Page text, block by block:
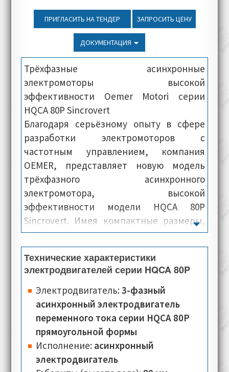
ПРИГЛАСИТЬ НА ТЕНДЕР ЗАПРОСИТЬ ЦЕНУ
ДОКУМЕНТАЦИЯ
Трёхфазные асинхронные
электромоторы высокой
эффективности Oemer Motori серии
HQCA 80P Sincrovert
Благодаря серьёзному опыту в сфере
разработки электромоторов с
частотным управлением, компания
OEMER, представляет новую модель
трёхфазного асинхронного
электромотора, высокой
эффективности модели HQCA 80P
Sincrovert. Имея компактные размеры,
электромашины данной серии
располагают высокой мощностью, и
показывают исключительную
производительность. Как правило, все
электродвигатели этой модели,
конструктивно состоят из корпуса
квадратной формы, статора, и
интегрированной системой охлаждения.
В итоге мы имеем небольшой
электродвигатель с мощным КПД.
Технические характеристики
электродвигателей серии HQCA 80P
Электродвигатель:3-фазный
асинхронный электродвигатель
переменного тока серии HQCA 80P
прямоугольной формы
Исполнение: асинхронный
электродвигатель